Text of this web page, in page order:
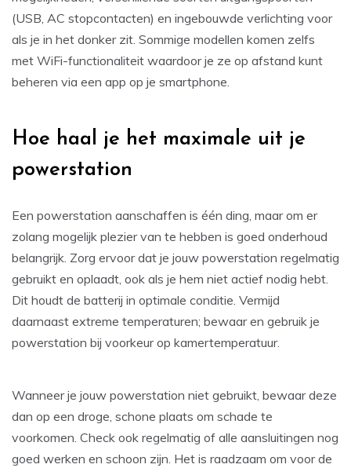
(USB, AC stopcontacten) en ingebouwde verlichting voor
als je in het donker zit. Sommige modellen komen zelfs
met WiFi-functionaliteit waardoor je ze op afstand kunt
beheren via een app op je smartphone.
Hoe haal je het maximale uit je
powerstation
Een powerstation aanschaffen is één ding, maar om er
zolang mogelijk plezier van te hebben is goed onderhoud
belangrijk. Zorg ervoor dat je jouw powerstation regelmatig
gebruikt en oplaadt, ook als je hem niet actief nodig hebt.
Dit houdt de batterij in optimale conditie. Vermijd
daarnaast extreme temperaturen; bewaar en gebruik je
powerstation bij voorkeur op kamertemperatuur.
Wanneer je jouw powerstation niet gebruikt, bewaar deze
dan op een droge, schone plaats om schade te
voorkomen. Check ook regelmatig of alle aansluitingen nog
goed werken en schoon zijn. Het is raadzaam om voor de